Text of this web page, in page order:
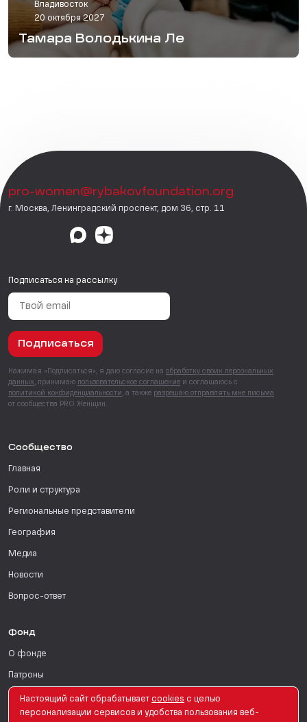
Владивосток
20 октября 2027
Тамара Володькина Ле
pro-women@rybakovfoundation.org
г. Москва, Ленинградский проспект, дом 36, стр. 11
Подписаться на рассылку
Подписаться
Нажимая «Подписаться», я даю согласие на обработку своих персональных
данных , принимаю пользовательское соглашение и соглашаюсь с
политикой конфиденциальности , а также разрешаю отправлять мне письма
от сообщества PRO Женщин.
Сообщество
Главная
Роли и структура
Региональные представители
География
Медиа
Новости
Вопрос-ответ
Фонд
О фонде
Патроны
Поддержать
Для СМИ
Настоящий сайт обрабатывает сookies с целью
персонализации сервисов и удобства пользования веб-